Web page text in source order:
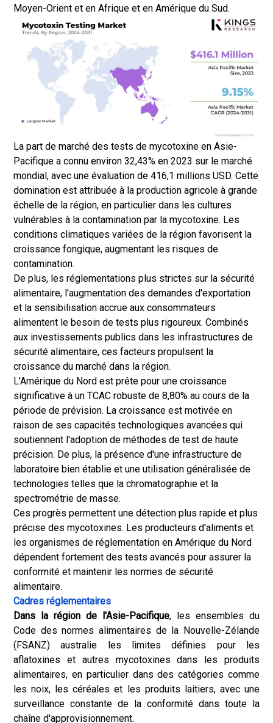
Moyen-Orient et en Afrique et en Amérique du Sud.
La part de marché des tests de mycotoxine en Asie-
Pacifique a connu environ 32,43% en 2023 sur le marché
mondial, avec une évaluation de 416,1 millions USD. Cette
domination est attribuée à la production agricole à grande
échelle de la région, en particulier dans les cultures
vulnérables à la contamination par la mycotoxine. Les
conditions climatiques variées de la région favorisent la
croissance fongique, augmentant les risques de
contamination.
De plus, les réglementations plus strictes sur la sécurité
alimentaire, l'augmentation des demandes d'exportation
et la sensibilisation accrue aux consommateurs
alimentent le besoin de tests plus rigoureux. Combinés
aux investissements publics dans les infrastructures de
sécurité alimentaire, ces facteurs propulsent la
croissance du marché dans la région.
L'Amérique du Nord est prête pour une croissance
significative à un TCAC robuste de 8,80% au cours de la
période de prévision. La croissance est motivée en
raison de ses capacités technologiques avancées qui
soutiennent l'adoption de méthodes de test de haute
précision. De plus, la présence d'une infrastructure de
laboratoire bien établie et une utilisation généralisée de
technologies telles que la chromatographie et la
spectrométrie de masse.
Ces progrès permettent une détection plus rapide et plus
précise des mycotoxines. Les producteurs d'aliments et
les organismes de réglementation en Amérique du Nord
dépendent fortement des tests avancés pour assurer la
conformité et maintenir les normes de sécurité
alimentaire.
Cadres réglementaires
Dans la région de l'Asie-Pacifique, les ensembles du
Code des normes alimentaires de la Nouvelle-Zélande
(FSANZ) australie les limites définies pour les
aflatoxines et autres mycotoxines dans les produits
alimentaires, en particulier dans des catégories comme
les noix, les céréales et les produits laitiers, avec une
surveillance constante de la conformité dans toute la
chaîne d'approvisionnement.